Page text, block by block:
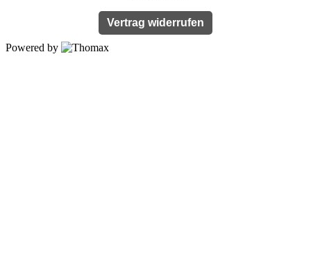
Vertrag widerrufen
Powered by